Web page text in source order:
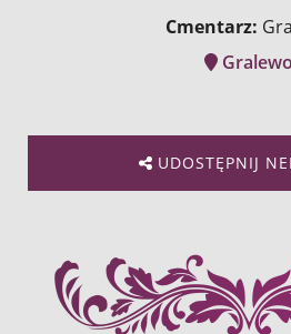
Cmentarz:
Gralewo
UDOSTĘPNIJ